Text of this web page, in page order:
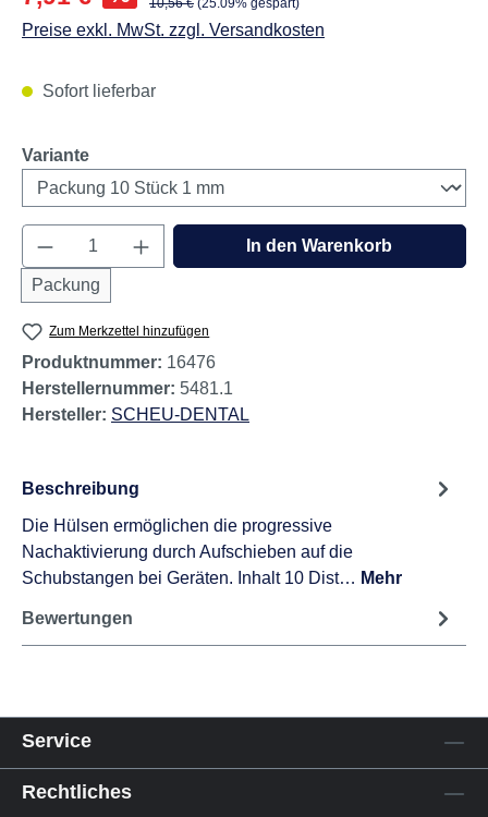
10,56 € (25.09% gespart)
Preise exkl. MwSt. zzgl. Versandkosten
Sofort lieferbar
Varianteauswählen
Produkt Anzahl: Gib den gewünschten
Packung
In den Warenkorb
Zum Merkzettel hinzufügen
Produktnummer: 16476
Herstellernummer: 5481.1
Hersteller: SCHEU-DENTAL
Beschreibung
Die Hülsen ermöglichen die progressive
Nachaktivierung durch Aufschieben auf die
Schubstangen bei Geräten. Inhalt 10 Dist… Mehr
Bewertungen
Service
Rechtliches